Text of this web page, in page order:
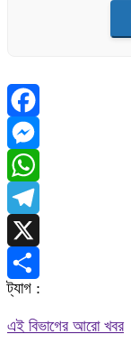
Facebook
Messenger
WhatsApp
Telegram
X
Share
ট্যাগ :
এই বিভাগের আরো খবর